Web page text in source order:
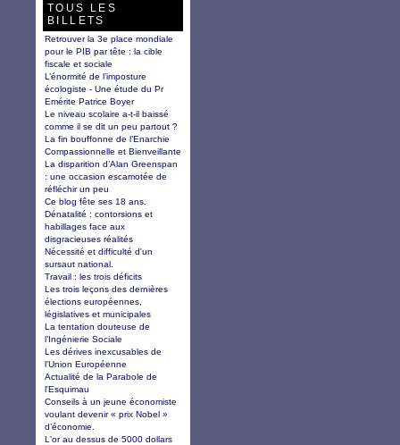
TOUS LES
BILLETS
Retrouver la 3e place mondiale
pour le PIB par tête : la cible
fiscale et sociale
L’énormité de l’imposture
écologiste - Une étude du Pr
Emérite Patrice Boyer
Le niveau scolaire a-t-il baissé
comme il se dit un peu partout ?
La fin bouffonne de l’Enarchie
Compassionnelle et Bienveillante
La disparition d’Alan Greenspan
: une occasion escamotée de
réfléchir un peu
Ce blog fête ses 18 ans.
Dénatalité : contorsions et
habillages face aux
disgracieuses réalités
Nécessité et difficulté d'un
sursaut national.
Travail : les trois déficits
Les trois leçons des dernières
élections européennes,
législatives et municipales
La tentation douteuse de
l’Ingénierie Sociale
Les dérives inexcusables de
l'Union Européenne
Actualité de la Parabole de
l'Esquimau
Conseils à un jeune économiste
voulant devenir « prix Nobel »
d’économie.
L'or au dessus de 5000 dollars